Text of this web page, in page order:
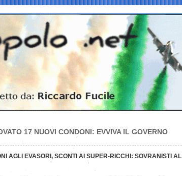
17 NUOVI CONDONI: EVVIVA IL GOVERNO
AGLI EVASORI, SCONTI AI SUPER-RICCHI: SOVRANISTI AL